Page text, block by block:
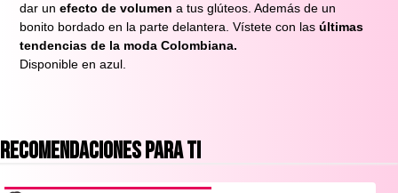
dar un efecto de volumen a tus glúteos. Además de un
bonito bordado en la parte delantera. Vístete con las últimas
tendencias de la moda Colombiana.
Disponible en azul.
RECOMENDACIONES PARA TI